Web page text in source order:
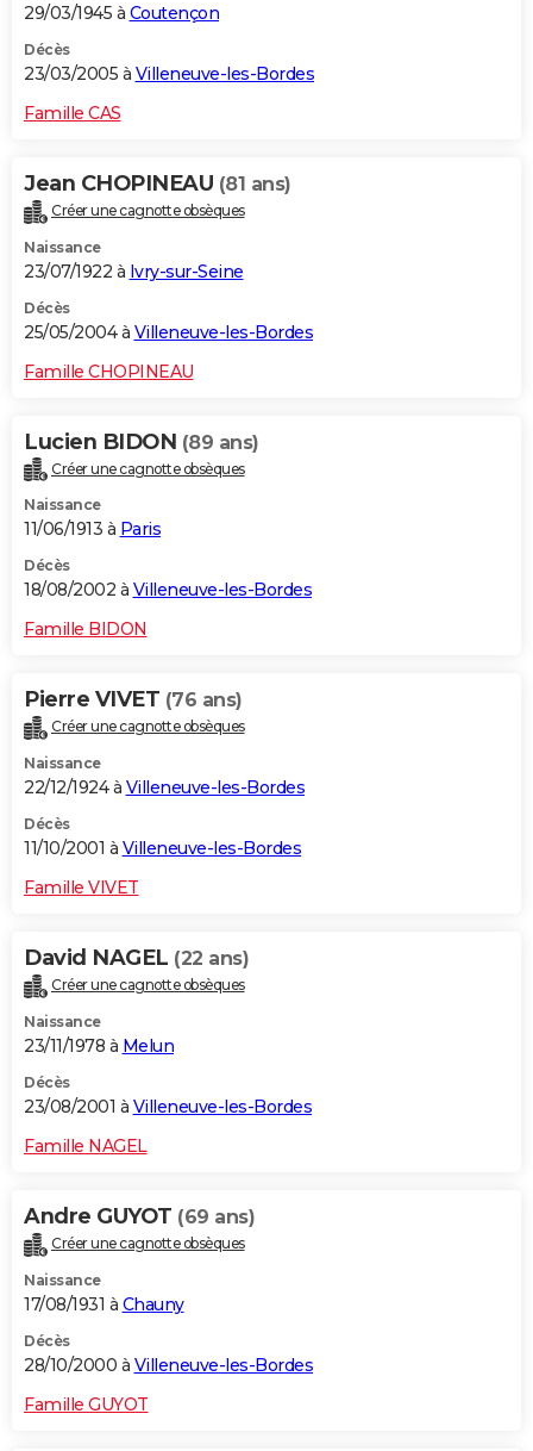
29/03/1945 à Coutençon
Décès
23/03/2005 à Villeneuve-les-Bordes
Famille CAS
Jean CHOPINEAU (81 ans)
Créer une cagnotte obsèques
Naissance
23/07/1922 à Ivry-sur-Seine
Décès
25/05/2004 à Villeneuve-les-Bordes
Famille CHOPINEAU
Lucien BIDON (89 ans)
Créer une cagnotte obsèques
Naissance
11/06/1913 à Paris
Décès
18/08/2002 à Villeneuve-les-Bordes
Famille BIDON
Pierre VIVET (76 ans)
Créer une cagnotte obsèques
Naissance
22/12/1924 à Villeneuve-les-Bordes
Décès
11/10/2001 à Villeneuve-les-Bordes
Famille VIVET
David NAGEL (22 ans)
Créer une cagnotte obsèques
Naissance
23/11/1978 à Melun
Décès
23/08/2001 à Villeneuve-les-Bordes
Famille NAGEL
Andre GUYOT (69 ans)
Créer une cagnotte obsèques
Naissance
17/08/1931 à Chauny
Décès
28/10/2000 à Villeneuve-les-Bordes
Famille GUYOT